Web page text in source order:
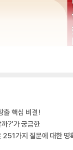
출 핵심 비결!
?’가 궁금한
251가지 질문에 대한 명